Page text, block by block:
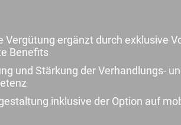
Vergütung ergänzt durch exklusive
Benefits
und Stärkung der Verhandlungs-
inklusive der Option auf